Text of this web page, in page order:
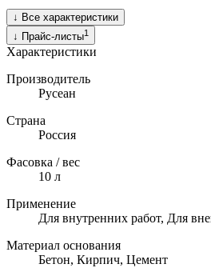
↓ Все характеристики
↓ Прайс-листы1
Характеристики
Производитель
Русеан
Страна
Россия
Фасовка / вес
10 л
Применение
Для внутренних работ, Для
Материал основания
Бетон, Кирпич, Цемент